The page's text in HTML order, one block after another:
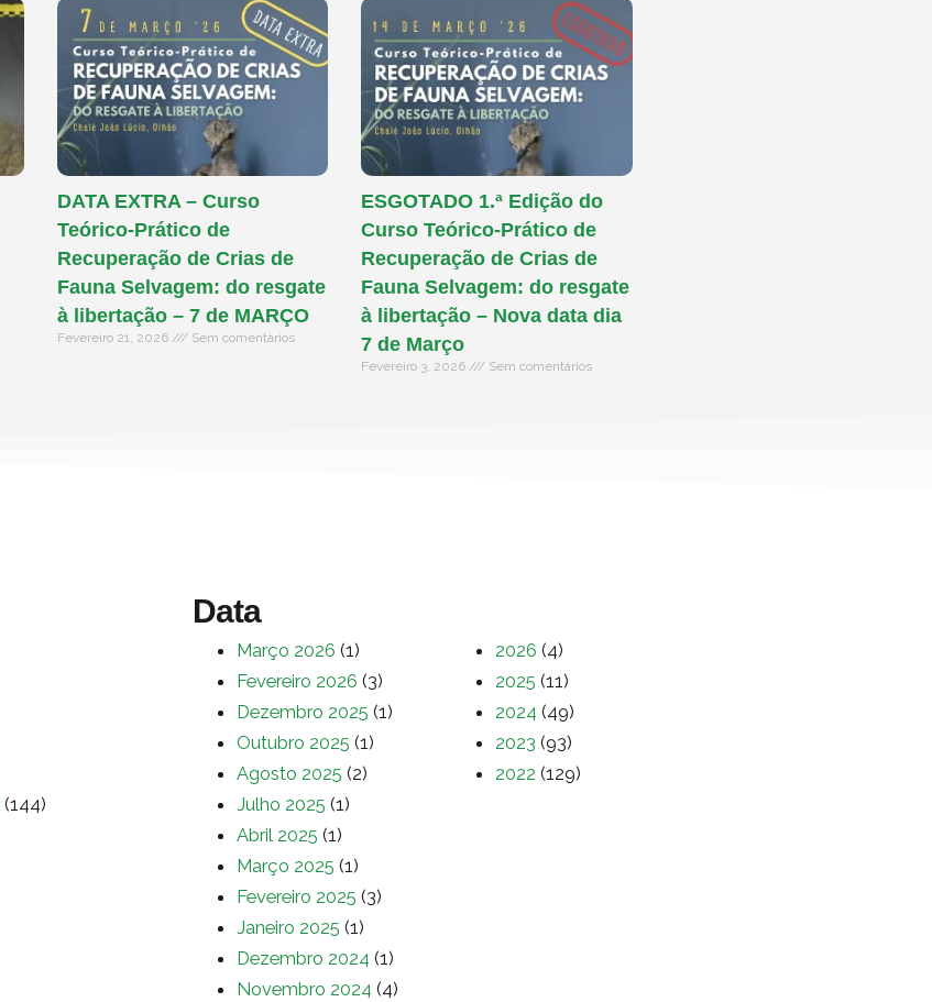
DATA EXTRA – Curso
Teórico-Prático de
Recuperação de Crias de
Fauna Selvagem: do resgate
à libertação – 7 de MARÇO
Fevereiro 21, 2026 Sem comentários
ESGOTADO 1.ª Edição do
Curso Teórico-Prático de
Recuperação de Crias de
Fauna Selvagem: do resgate
à libertação – Nova data dia
7 de Março
Fevereiro 3, 2026 Sem comentários
(144)
Data
Março 2026 (1)
Fevereiro 2026 (3)
Dezembro 2025 (1)
Outubro 2025 (1)
Agosto 2025 (2)
Julho 2025 (1)
Abril 2025 (1)
Março 2025 (1)
Fevereiro 2025 (3)
Janeiro 2025 (1)
Dezembro 2024 (1)
Novembro 2024 (4)
2026 (4)
2025 (11)
2024 (49)
2023 (93)
2022 (129)